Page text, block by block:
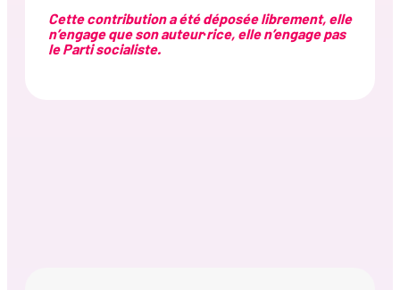
Cette contribution a été déposée librement, elle
n’engage que son auteur·rice, elle n’engage pas
le Parti socialiste.